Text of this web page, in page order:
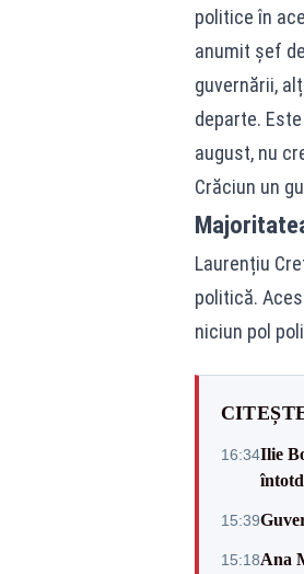
politice în
anumit șef
guvernării,
departe.
august, nu
Crăciun un
Laurențiu
politică.
niciun pol
16:34Ilie
15:39
15:18Ana